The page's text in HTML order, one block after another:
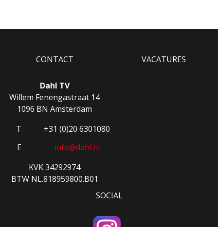
CONTACT
Dahl TV
Willem Fenengastraat 14
1096 BN Amsterdam
T
+31 (0)20 6301080
E
info@dahl.nl
KVK 34292974
BTW NL.818959800.B01
VACATURES
SOCIAL